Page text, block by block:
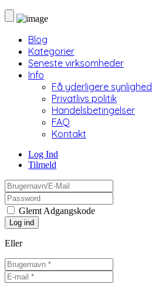
Blog
Kategorier
Seneste virksomheder
Info
Få yderligere synlighed
Privatlivs politik
Handelsbetingelser
FAQ
Kontakt
Log Ind
Tilmeld
Glemt Adgangskode
Eller